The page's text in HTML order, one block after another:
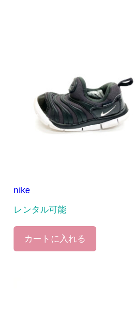
nike
レンタル可能
カートに入れる